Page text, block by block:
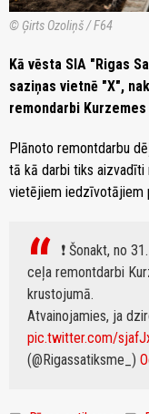
© Ģirts Ozoliņš / F64
Kā vēsta SIA "Rigas
saziņas vietnē "X",
remondarbi
Plānoto remontdarbu
tā kā darbi tiks aizvadīti
vietējiem iedzīvotājiem
❗️ Šonakt, no
ceļa remontdarbi
krustojumā.
Atvainojamies, ja
pic.twitter.com/
(@Rigassatiksme_)